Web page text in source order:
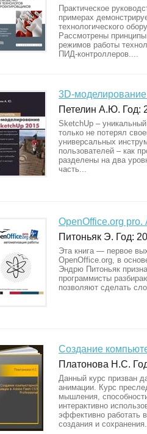
Практическое
примерах
технологического
Рассмотрены
режимов работы
ПИД-контроллеров....
3D-
Петелин А.Ю. Год:
SketchUp –
только не потерял
универсальных
пользователей – как
разделены на два
часть...
OpenOffice.org pro.
Питоньяк Э. Год:
Эта книга — первое
OpenOffice.org, в
Эндрю Питоньяк
программисты
позволяют сделать
Создание
Платонова Н.С.
Данный курс призван
анимации. Курс
мышления,
интерактивно
эффективно работать
создания и